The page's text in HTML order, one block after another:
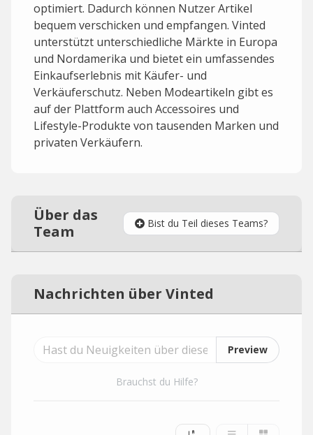
optimiert. Dadurch können Nutzer Artikel
bequem verschicken und empfangen. Vinted
unterstützt unterschiedliche Märkte in Europa
und Nordamerika und bietet ein umfassendes
Einkaufserlebnis mit Käufer- und
Verkäuferschutz. Neben Modeartikeln gibt es
auf der Plattform auch Accessoires und
Lifestyle-Produkte von tausenden Marken und
privaten Verkäufern.
Über das
Team
Bist du Teil dieses Teams?
Nachrichten über Vinted
Preview
Brauchst du Hilfe?